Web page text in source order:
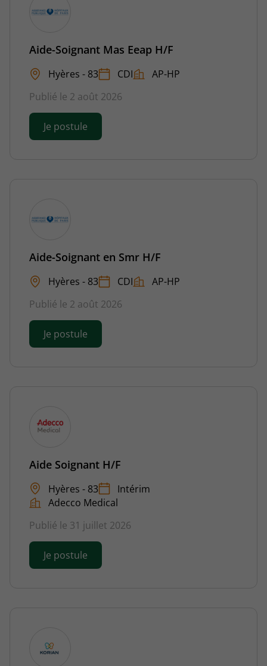
Aide-Soignant Mas Eeap H/F
Hyères - 83 CDI
AP-HP
Publié le 2 août 2026
Je postule
Aide-Soignant en Smr H/F
Hyères - 83 CDI
AP-HP
Publié le 2 août 2026
Je postule
Aide Soignant H/F
Hyères - 83
Intérim
Adecco Medical
Publié le 31 juillet 2026
Je postule